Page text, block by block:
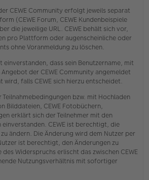
CEWE Community erfolgt jeweils separat
(CEWE Forum, CEWE Kundenbeispiele
die jeweilige URL. CEWE behält sich vor,
pro Plattform oder augenscheinliche oder
ohne Voranmeldung zu löschen.
einverstanden, dass sein Benutzername, mit
der CEWE Community angemeldet
wird, falls CEWE sich hierzu entscheidet.
bzw. mit Hochladen
Bilddateien, CEWE Fotobüchern,
erklärt sich der Teilnehmer mit den
einverstanden. CEWE ist berechtigt, die
ändern. Die Änderung wird dem Nutzer per
ist berechtigt, den Änderungen zu
Widerspruchs erlischt das zwischen CEWE
Nutzungsverhältnis mit sofortiger